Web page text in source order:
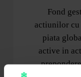
Fond
actiunilor cu
piata
active in